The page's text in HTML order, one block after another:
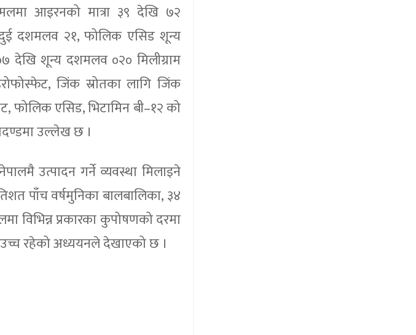
आइरनको मात्रा ३९ देखि ७२
दुई दशमलव २१, फोलिक एसिड शून्य
शून्य दशमलव ०२० मिलीग्राम
जिंक स्रोतका लागि जिंक
फोलिक एसिड, भिटामिन बी–१२ को
उल्लेख छ ।
उत्पादन गर्ने व्यवस्था मिलाइने
पाँच वर्षमुनिका बालबालिका, ३४
विभिन्न प्रकारका कुपोषणको दरमा
रहेको अध्ययनले देखाएको छ ।